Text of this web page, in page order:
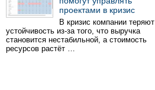
проектами в кризис
В кризис компании теряют
устойчивость из-за того, что выручка
становится нестабильной, а стоимость
ресурсов растёт …